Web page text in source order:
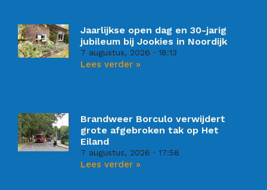
Jaarlijkse open dag en 30-jarig
jubileum bij Jookies in Noordijk
7 augustus, 2026 18:13
Lees verder »
Brandweer Borculo verwijdert
grote afgebroken tak op Het
Eiland
7 augustus, 2026 17:58
Lees verder »